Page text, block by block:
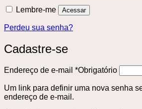
Lembre-me Acessar
Perdeu sua senha?
Cadastre-se
Endereço de e-mail *Obrigatório
Um link para definir uma nova senha
endereço de e-mail.